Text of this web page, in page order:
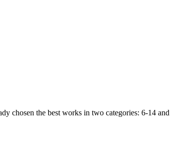
chosen the best works in two categories: 6-14 and